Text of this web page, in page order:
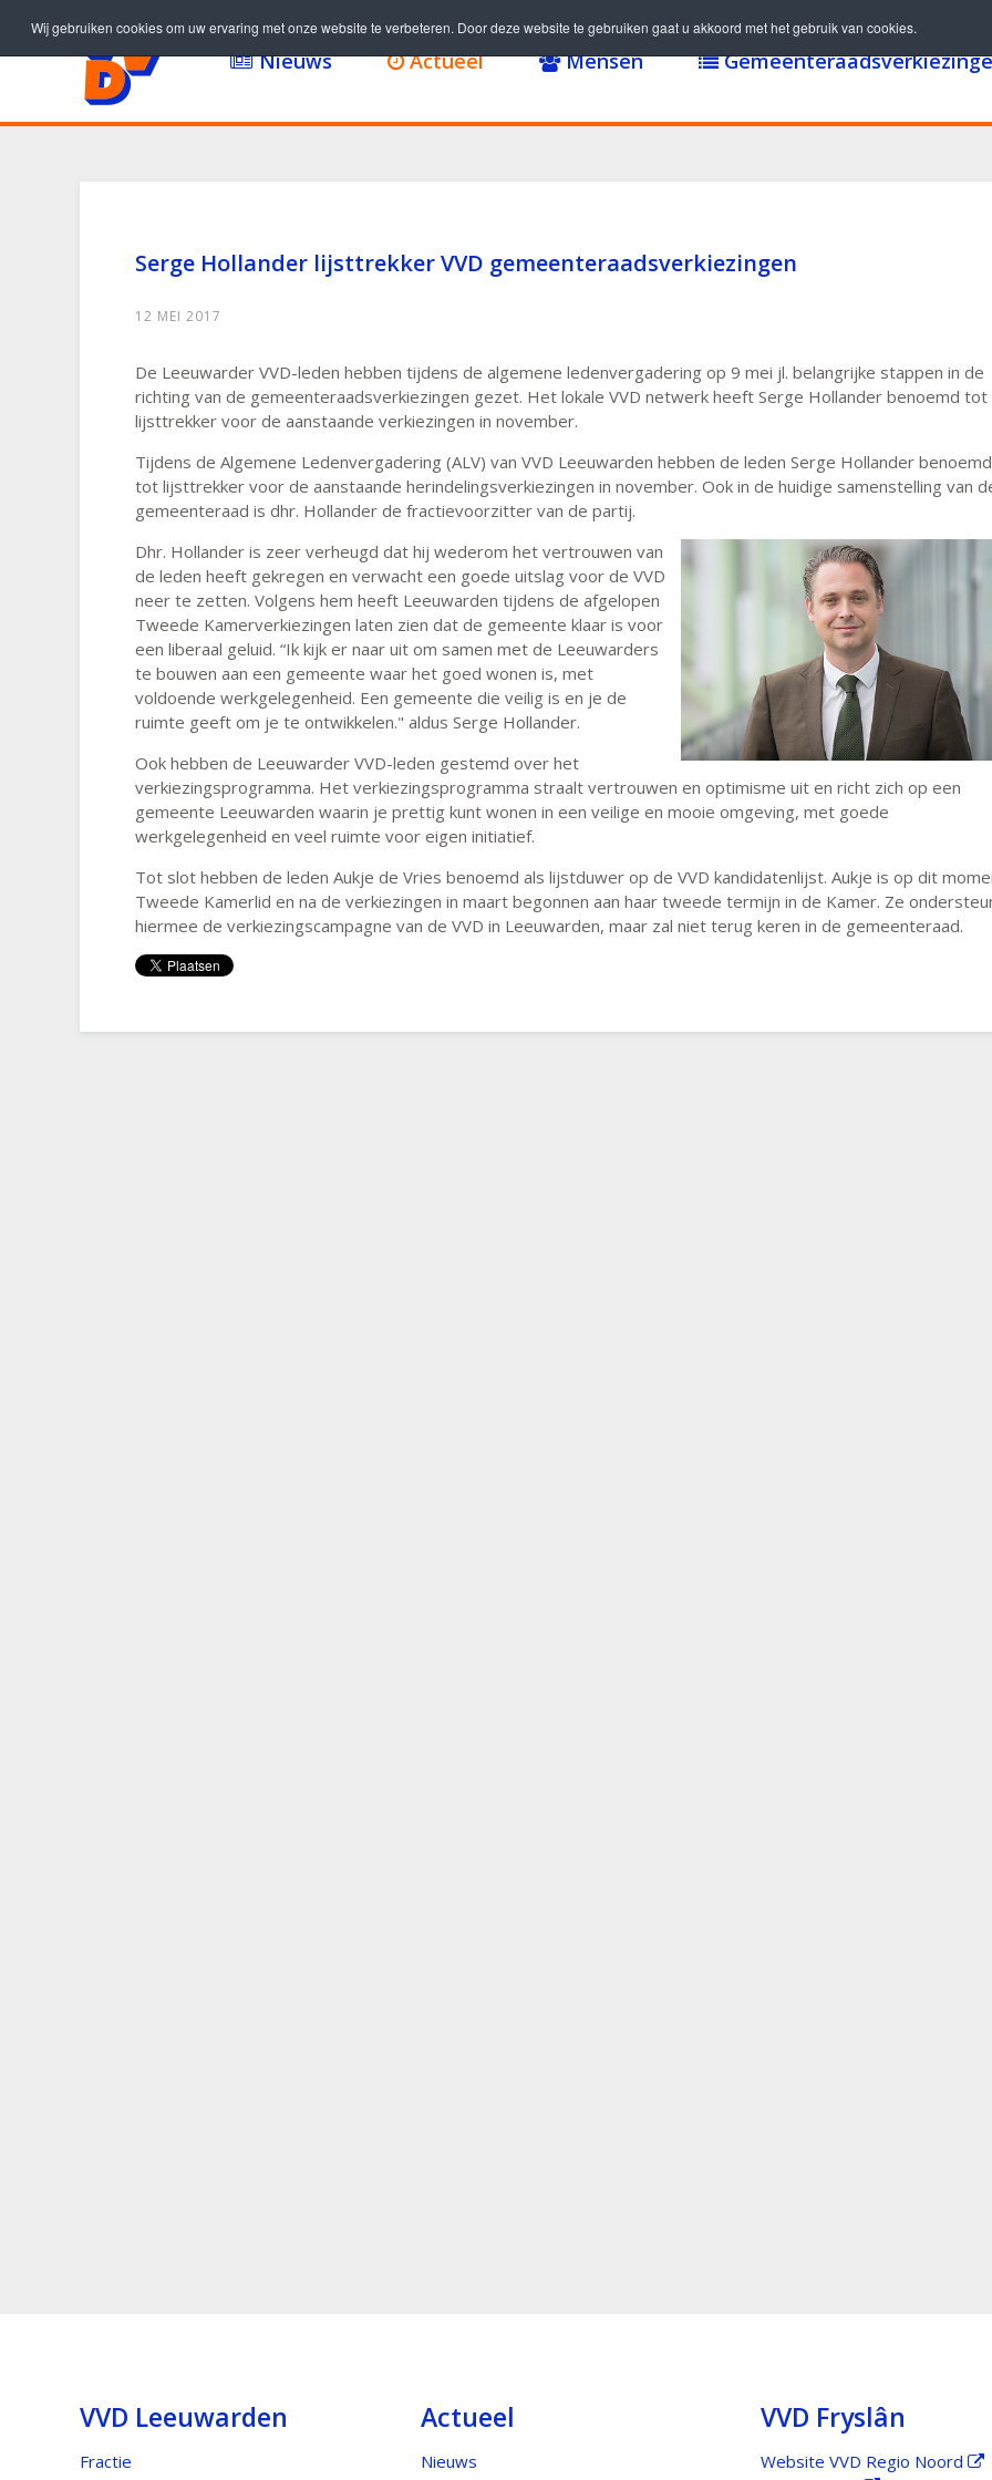
Nieuws Actueel Mensen
Serge Hollander lijsttrekker VVD gemeenteraadsverkiezingen
12 MEI 2017
De Leeuwarder VVD-leden hebben tijdens de algemene ledenvergadering op 9 mei jl. belangrijke stappen in de
richting van de gemeenteraadsverkiezingen gezet. Het lokale VVD netwerk heeft Serge Hollander benoemd tot
lijsttrekker voor de aanstaande verkiezingen in november.
Tijdens de Algemene Ledenvergadering (ALV) van VVD Leeuwarden hebben de leden Serge Hollander benoemd
tot lijsttrekker voor de aanstaande herindelingsverkiezingen in november. Ook in de huidige samenstelling van
gemeenteraad is dhr. Hollander de fractievoorzitter van de partij.
Dhr. Hollander is zeer verheugd dat hij wederom het vertrouwen van
de leden heeft gekregen en verwacht een goede uitslag voor de VVD
neer te zetten. Volgens hem heeft Leeuwarden tijdens de afgelopen
Tweede Kamerverkiezingen laten zien dat de gemeente klaar is voor
een liberaal geluid. “Ik kijk er naar uit om samen met de Leeuwarders
te bouwen aan een gemeente waar het goed wonen is, met
voldoende werkgelegenheid. Een gemeente die veilig is en je de
ruimte geeft om je te ontwikkelen." aldus Serge Hollander.
Ook hebben de Leeuwarder VVD-leden gestemd over het
verkiezingsprogramma. Het verkiezingsprogramma straalt vertrouwen en optimisme uit en richt zich op een
gemeente Leeuwarden waarin je prettig kunt wonen in een veilige en mooie omgeving, met goede
werkgelegenheid en veel ruimte voor eigen initiatief.
Tot slot hebben de leden Aukje de Vries benoemd als lijstduwer op de VVD kandidatenlijst. Aukje is op dit
Tweede Kamerlid en na de verkiezingen in maart begonnen aan haar tweede termijn in de Kamer. Ze
hiermee de verkiezingscampagne van de VVD in Leeuwarden, maar zal niet terug keren in de gemeenteraad.
VVD Leeuwarden
Fractie
Actueel
Nieuws
VVD Fryslân
Website VVD Regio Noord
Wij gebruiken cookies om uw ervaring met onze website te verbeteren. Door deze website te gebruiken gaat u akkoord met het gebruik van cookies.